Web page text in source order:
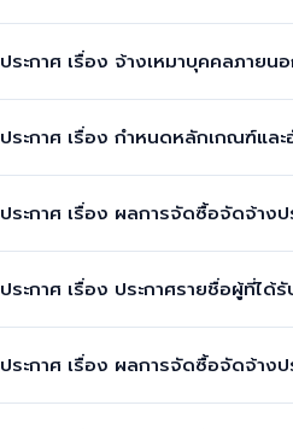
ประกาศ เรื่อง จ้างเหมาบุคคลภาย
ประกาศ เรื่อง กำหนดหลักเกณฑ์แล
ประกาศ เรื่อง ผลการจัดซื้อจัดจ้าง
ประกาศ เรื่อง ประกาศรายชื่อผู้ที่ไ
ประกาศ เรื่อง ผลการจัดซื้อจัดจ้าง